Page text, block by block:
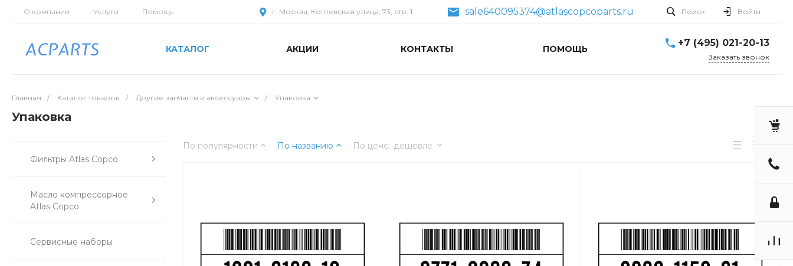
О компании Услуги Помощь г. Москва, Коптевская улица, 73, стр. 1 sale640095374@atlascopcoparts.ru Поиск Войти
КАТАЛОГ АКЦИИ КОНТАКТЫ ПОМОЩЬ
+7 (495) 021-20-13
Заказать звонок
Главная / Каталог товаров / Другие запчасти и аксессуары / Упаковка
Упаковка
Фильтры Atlas Copco
Масло компрессорное
Atlas Copco
Сервисные наборы
По популярности По названию По цене: дешевле